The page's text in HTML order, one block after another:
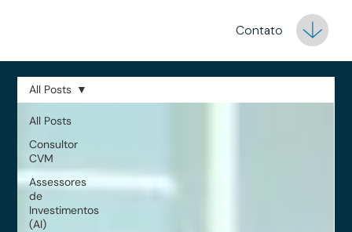
Contato
All Posts
Consultor
CVM
Assessores
de
Investimentos
(AI)
All Posts